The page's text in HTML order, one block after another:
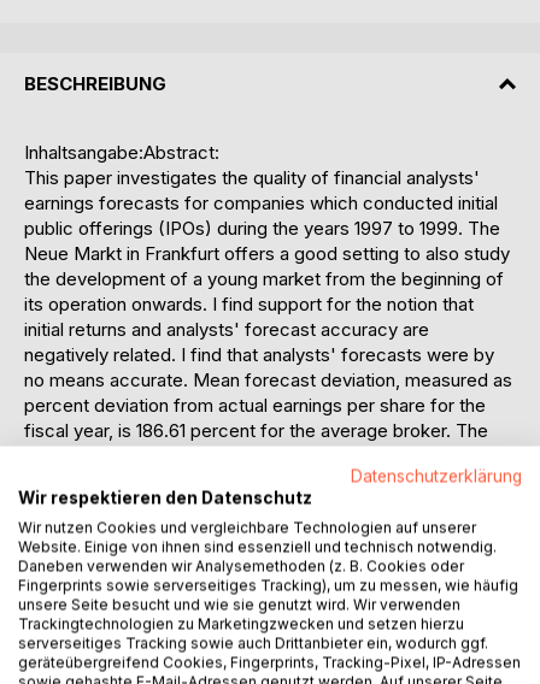
BESCHREIBUNG
Inhaltsangabe:Abstract:
This paper investigates the quality of financial analysts'
earnings forecasts for companies which conducted initial
public offerings (IPOs) during the years 1997 to 1999. The
Neue Markt in Frankfurt offers a good setting to also study
the development of a young market from the beginning of
its operation onwards. I find support for the notion that
initial returns and analysts' forecast accuracy are
negatively related. I find that analysts' forecasts were by
no means accurate. Mean forecast deviation, measured as
percent deviation from actual earnings per share for the
fiscal year, is 186.61 percent for the average broker. The
Inhaltsverzeichnis:Table of Contents:
1.Introduction5
2.Literature10
2.1Banking systems  the German framework10
2.2Conflict of interest as regulated in the German legal
Datenschutzerklärung
Wir respektieren den Datenschutz
Wir nutzen Cookies und vergleichbare Technologien auf unserer
Website. Einige von ihnen sind essenziell und technisch notwendig.
Daneben verwenden wir Analysemethoden (z. B. Cookies oder
Fingerprints sowie serverseitiges Tracking), um zu messen, wie häufig
unsere Seite besucht und wie sie genutzt wird. Wir verwenden
Trackingtechnologien zu Marketingzwecken und setzen hierzu
serverseitiges Tracking sowie auch Drittanbieter ein, wodurch ggf.
geräteübergreifend Cookies, Fingerprints, Tracking-Pixel, IP-Adressen